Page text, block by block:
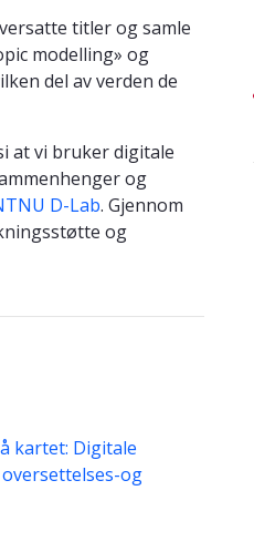
titler og samle
modelling» og
del av verden de
at vi bruker digitale
og
D-Lab. Gjennom
og
kartet: Digitale
og